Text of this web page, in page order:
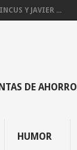
Y JAVIER ...
DE AHORRO
HUMOR